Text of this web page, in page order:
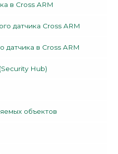
в Cross ARM
датчика Cross ARM
датчика в Cross ARM
Hub)
объектов